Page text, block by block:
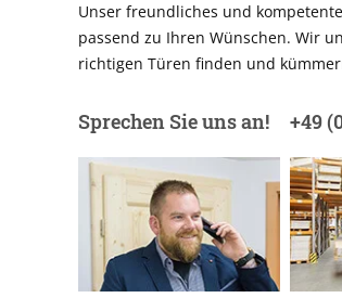
Unser freundliches und
passend zu Ihren Wünschen. Wir
richtigen Türen finden und
Sprechen Sie uns an! +49